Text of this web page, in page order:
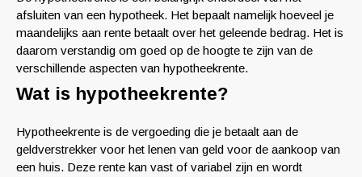
afsluiten van een hypotheek. Het bepaalt namelijk hoeveel je
maandelijks aan rente betaalt over het geleende bedrag. Het is
daarom verstandig om goed op de hoogte te zijn van de
verschillende aspecten van hypotheekrente.
Wat is hypotheekrente?
Hypotheekrente is de vergoeding die je betaalt aan de
geldverstrekker voor het lenen van geld voor de aankoop van
een huis. Deze rente kan vast of variabel zijn en wordt